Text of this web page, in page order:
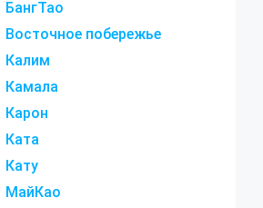
БангТао
Восточное побережье
Калим
Камала
Карон
Ката
Кату
МайКао